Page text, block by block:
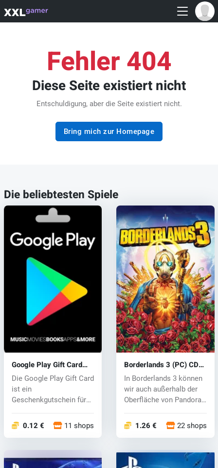
Fehler 404
Diese Seite existiert nicht
Entschuldigung, aber die Seite existiert nicht.
Bring mich zur Homepage
Die beliebtesten Spiele
Google Play Gift Card
Code
Die Google Play Gift Card
ist ein
Geschenkgutschein für
0.12 € 11 shops
Borderlands 3 (PC) CD
key
In Borderlands 3 können
wir auch außerhalb der
Oberfläche von Pandora
1.26 € 22 shops